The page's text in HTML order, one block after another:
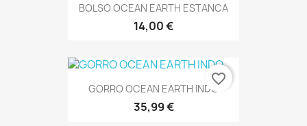
BOLSO OCEAN EARTH ESTANCA
14,00 €
GORRO OCEAN EARTH INDO
35,99 €
favorite_border